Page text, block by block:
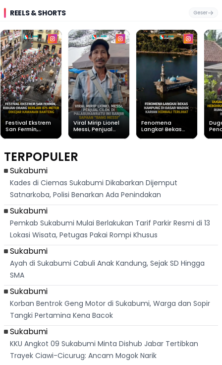
REELS & SHORTS Geser
Festival Ekstrem
San Fermín,
Banteng
Viral Mirip Lionel
Messi, Penjual
"Bang Messi"
Fenomena
Langka! Bekas
TERPOPULER
Sukabumi
Kades di Ciemas Sukabumi Dikabarkan Dijemput
Satnarkoba, Polisi Benarkan Ada Penindakan
Sukabumi
Pemkab Sukabumi Mulai Berlakukan Tarif Parkir Resmi di 13
Lokasi Wisata, Petugas Pakai Rompi Khusus
Sukabumi
Ayah di Sukabumi Cabuli Anak Kandung, Sejak SD Hingga
SMA
Sukabumi
Korban Bentrok Geng Motor di Sukabumi, Warga dan Sopir
Tangki Pertamina Kena Bacok
Sukabumi
KKU Angkot 09 Sukabumi Minta Dishub Jabar Tertibkan
Trayek Ciawi-Cicurug: Ancam Mogok Narik